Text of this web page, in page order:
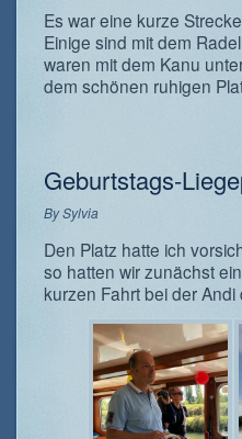
Es war eine kurze
Einige sind mit dem
waren mit dem Kanu
dem schönen ruhigen
Geburtstags-
BySylvia
Den Platz hatte ich
so hatten wir zunächst
kurzen Fahrt bei der